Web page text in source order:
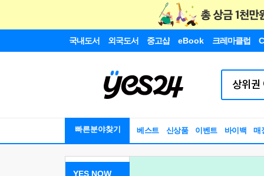
국내도서 외국도서 중고샵 eBook 크레마클럽
빠른분야찾기 베스트 신상품 이벤트 바이백 매
YES NOW